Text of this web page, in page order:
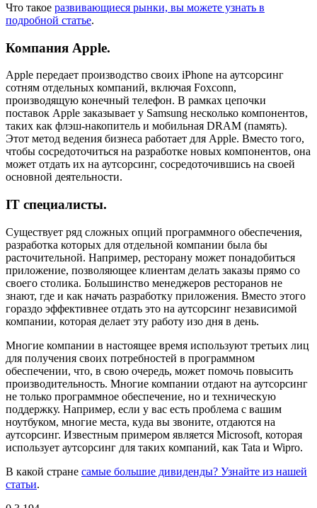
Что такое развивающиеся рынки, вы можете узнать в
подробной статье.
Компания Apple.
Apple передает производство своих iPhone на аутсорсинг
сотням отдельных компаний, включая Foxconn,
производящую конечный телефон. В рамках цепочки
поставок Apple заказывает у Samsung несколько компонентов,
таких как флэш-накопитель и мобильная DRAM (память).
Этот метод ведения бизнеса работает для Apple. Вместо того,
чтобы сосредоточиться на разработке новых компонентов, она
может отдать их на аутсорсинг, сосредоточившись на своей
основной деятельности.
IT специалисты.
Существует ряд сложных опций программного обеспечения,
разработка которых для отдельной компании была бы
расточительной. Например, ресторану может понадобиться
приложение, позволяющее клиентам делать заказы прямо со
своего столика. Большинство менеджеров ресторанов не
знают, где и как начать разработку приложения. Вместо этого
гораздо эффективнее отдать это на аутсорсинг независимой
компании, которая делает эту работу изо дня в день.
Многие компании в настоящее время используют третьих лиц
для получения своих потребностей в программном
обеспечении, что, в свою очередь, может помочь повысить
производительность. Многие компании отдают на аутсорсинг
не только программное обеспечение, но и техническую
поддержку. Например, если у вас есть проблема с вашим
ноутбуком, многие места, куда вы звоните, отдаются на
аутсорсинг. Известным примером является Microsoft, которая
использует аутсорсинг для таких компаний, как Tata и Wipro.
В какой стране самые большие дивиденды? Узнайте из нашей
статьи.